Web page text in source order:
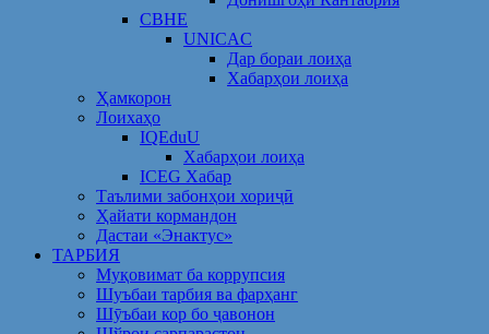
CBHE
UNICAC
Дар бораи лоиҳа
Хабарҳои лоиҳа
Ҳамкорон
Лоихаҳо
IQEduU
Хабарҳои лоиҳа
ICEG Хабар
Таълими забонҳои хориҷӣ
Ҳайати кормандон
Дастаи «Энактус»
ТАРБИЯ
Муқовимат ба коррупсия
Шуъбаи тарбия ва фарҳанг
Шӯъбаи кор бо ҷавонон